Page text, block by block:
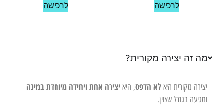
לרכישה לרכישה
מה זה יצירה מקורית?
יצירה מקורית היא לא הדפס, היא יצירה אחת ויחידה מיוחדת במינה
ומגיעה בגודל שצוין.